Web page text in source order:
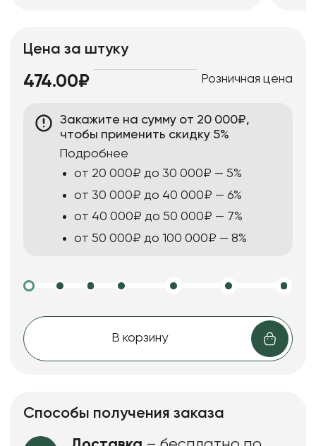
Цена за штуку
474.00₽ Розничная цена
Закажите на сумму от 20 000₽,
чтобы применить скидку 5%
Подробнее
от 20 000₽ до 30 000₽ — 5%
от 30 000₽ до 40 000₽ — 6%
от 40 000₽ до 50 000₽ — 7%
от 50 000₽ до 100 000₽ — 8%
В корзину
Способы получения заказа